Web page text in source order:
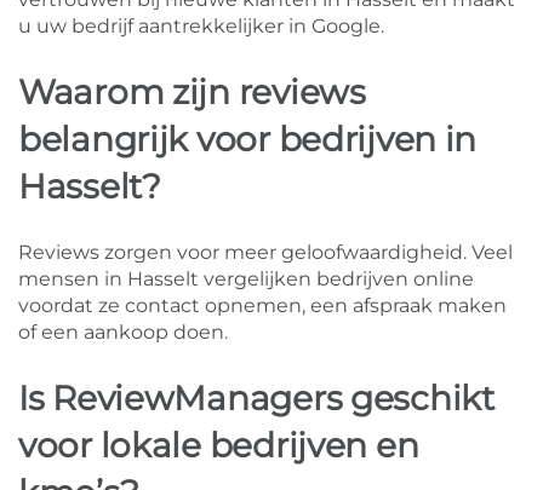
u uw bedrijf aantrekkelijker in Google.
Waarom zijn reviews
belangrijk voor bedrijven in
Hasselt?
Reviews zorgen voor meer geloofwaardigheid. Veel
mensen in Hasselt vergelijken bedrijven online
voordat ze contact opnemen, een afspraak maken
of een aankoop doen.
Is ReviewManagers geschikt
voor lokale bedrijven en